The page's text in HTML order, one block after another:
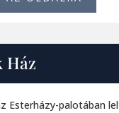
Ház
Esterházy-palotában